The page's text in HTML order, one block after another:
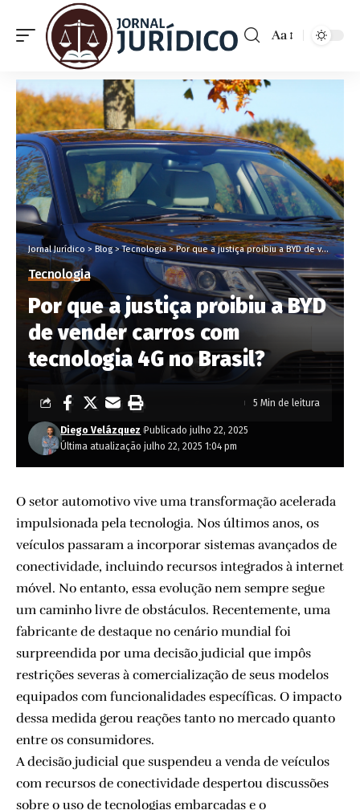
Aa
Jornal Jurídico > Blog>Tecnologia>Por que a justiça proibiu a BYD de vender carros com tecnologia 4G no Brasil?
Tecnologia
Por que a justiça proibiu a BYD
de vender carros com
tecnologia 4G no Brasil?
Última atualização julho 22, 2025 1:04 pm
Diego Velázquez Publicado julho 22, 2025
5 Min de leitura
O setor automotivo vive uma transformação acelerada
impulsionada pela tecnologia. Nos últimos anos, os
veículos passaram a incorporar sistemas avançados de
conectividade, incluindo recursos integrados à internet
móvel. No entanto, essa evolução nem sempre segue
um caminho livre de obstáculos. Recentemente, uma
fabricante de destaque no cenário mundial foi
surpreendida por uma decisão judicial que impôs
restrições severas à comercialização de seus modelos
equipados com funcionalidades específicas. O impacto
dessa medida gerou reações tanto no mercado quanto
entre os consumidores.
A decisão judicial que suspendeu a venda de veículos
com recursos de conectividade despertou discussões
sobre o uso de tecnologias embarcadas e o